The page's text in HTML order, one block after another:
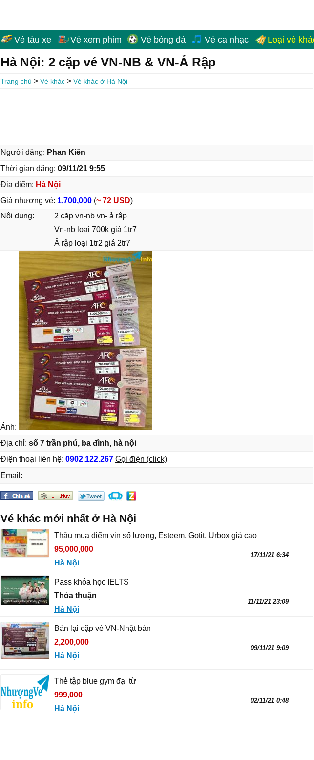
Vé tàu xe Vé xem phim Vé bóng đá Vé ca nhạc Loại vé
Hà Nội: 2 cặp vé VN-NB & VN-Ả Rập
Trang chủ > Vé khác > Vé khác ở Hà Nội
Người đăng: Phan Kiên
Thời gian đăng: 09/11/21 9:55
Địa điểm: Hà Nội
Giá nhượng vé: 1,700,000 (~ 72 USD)
Nội dung:
2 cặp vn-nb vn- ả rập
Vn-nb loại 700k giá 1tr7
Ả rập loại 1tr2 giá 2tr7
Ảnh:
Địa chỉ: số 7 trần phú, ba đình, hà nội
Điện thoại liên hệ: 0902.122.267 Gọi điện (click)
Email:
Vé khác mới nhất ở Hà Nội
Thâu mua điểm vin số lượng, Esteem, Gotit, Urbox giá cao
95,000,000
Hà Nội
17/11/21 6:34
Pass khóa học IELTS
Thỏa thuận
Hà Nội
11/11/21 23:09
Bán lại cặp vé VN-Nhật bản
2,200,000
Hà Nội
09/11/21 9:09
Thẻ tập blue gym đại từ
999,000
Hà Nội
02/11/21 0:48